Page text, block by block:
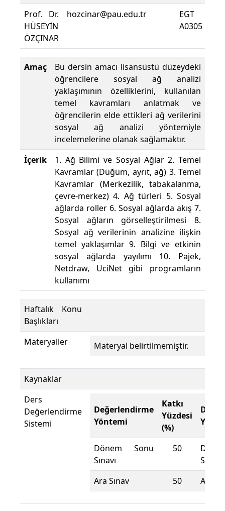
Prof. Dr.
HÜSEYİN
ÖZÇINAR
hozcinar@pau.edu.tr
EGT
A0305
Amaç
Bu dersin amacı lisansüstü düzeydeki
öğrencilere sosyal ağ analizi
yaklaşımının özelliklerini, kullanılan
temel kavramları anlatmak ve
öğrencilerin elde ettikleri ağ verilerini
sosyal ağ analizi yöntemiyle
incelemelerine olanak sağlamaktır.
İçerik
1. Ağ Bilimi ve Sosyal Ağlar 2. Temel
Kavramlar (Düğüm, ayrıt, ağ) 3. Temel
Kavramlar (Merkezilik, tabakalanma,
çevre-merkez) 4. Ağ türleri 5. Sosyal
ağlarda roller 6. Sosyal ağlarda akış 7.
Sosyal ağların görselleştirilmesi 8.
Sosyal ağ verilerinin analizine ilişkin
temel yaklaşımlar 9. Bilgi ve etkinin
sosyal ağlarda yayılımı 10. Pajek,
Netdraw, UciNet gibi programların
kullanımı
Haftalık Konu
Başlıkları
Materyaller
Materyal belirtilmemiştir.
Kaynaklar
Ders
Değerlendirme
Sistemi
Değerlendirme
Yöntemi
Katkı
Yüzdesi
(%)
Dönem Sonu
Sınavı
50
Sınavı
Ara Sınav
50 Ara